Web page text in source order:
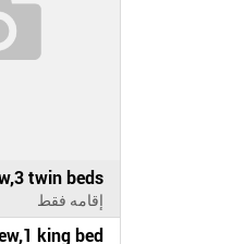
twin beds
إقامه فقط
الدفع
الفندق
king bedالدفع